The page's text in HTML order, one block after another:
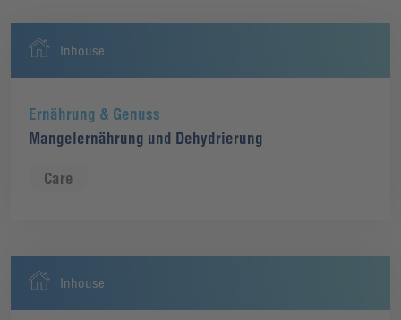
Inhouse
Ernährung & Genuss
Mangelernährung und Dehydrierung
Care
Inhouse